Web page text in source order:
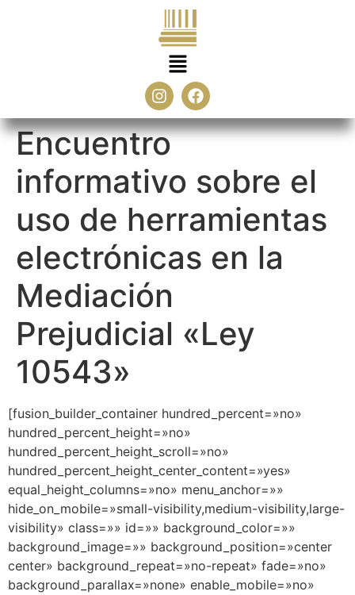
Encuentro
informativo sobre el
uso de herramientas
electrónicas en la
Mediación
Prejudicial «Ley
10543»
[fusion_builder_container hundred_percent=»no»
hundred_percent_height=»no»
hundred_percent_height_scroll=»no»
hundred_percent_height_center_content=»yes»
equal_height_columns=»no» menu_anchor=»»
hide_on_mobile=»small-visibility,medium-visibility,large-
visibility» class=»» id=»» background_color=»»
background_image=»» background_position=»center
center» background_repeat=»no-repeat» fade=»no»
background_parallax=»none» enable_mobile=»no»